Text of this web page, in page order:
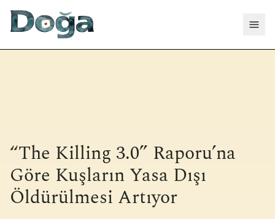
“The Killing 3.0” Raporu’na
Göre Kuşların Yasa Dışı
Öldürülmesi Artıyor